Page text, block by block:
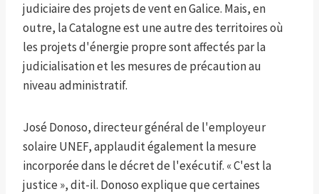
judiciaire des projets de vent en Galice. Mais, en
outre, la Catalogne est une autre des territoires où
les projets d'énergie propre sont affectés par la
judicialisation et les mesures de précaution au
niveau administratif.
José Donoso, directeur général de l'employeur
solaire UNEF, applaudit également la mesure
incorporée dans le décret de l'exécutif. « C'est la
justice », dit-il. Donoso explique que certaines